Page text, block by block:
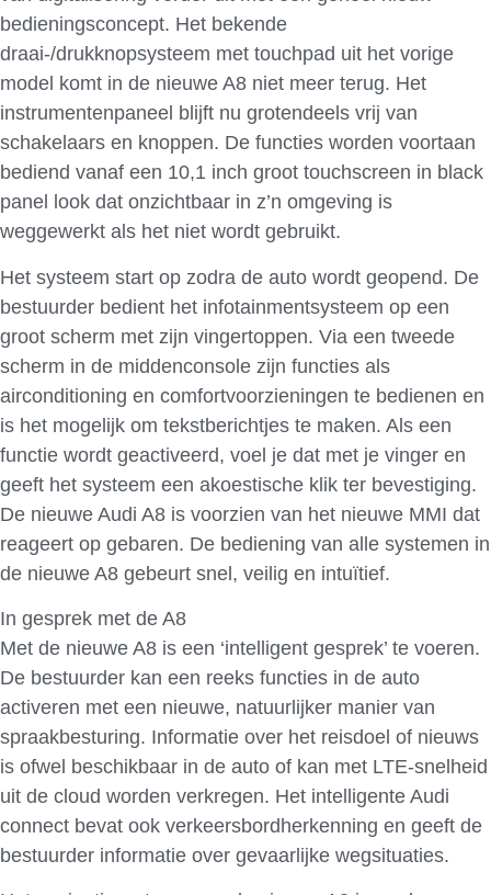
bedieningsconcept. Het bekende
draai-/drukknopsysteem met touchpad uit het vorige
model komt in de nieuwe A8 niet meer terug. Het
instrumentenpaneel blijft nu grotendeels vrij van
schakelaars en knoppen. De functies worden voortaan
bediend vanaf een 10,1 inch groot touchscreen in black
panel look dat onzichtbaar in z’n omgeving is
weggewerkt als het niet wordt gebruikt.
Het systeem start op zodra de auto wordt geopend. De
bestuurder bedient het infotainmentsysteem op een
groot scherm met zijn vingertoppen. Via een tweede
scherm in de middenconsole zijn functies als
airconditioning en comfortvoorzieningen te bedienen en
is het mogelijk om tekstberichtjes te maken. Als een
functie wordt geactiveerd, voel je dat met je vinger en
geeft het systeem een akoestische klik ter bevestiging.
De nieuwe Audi A8 is voorzien van het nieuwe MMI dat
reageert op gebaren. De bediening van alle systemen in
de nieuwe A8 gebeurt snel, veilig en intuïtief.
In gesprek met de A8
Met de nieuwe A8 is een ‘intelligent gesprek’ te voeren.
De bestuurder kan een reeks functies in de auto
activeren met een nieuwe, natuurlijker manier van
spraakbesturing. Informatie over het reisdoel of nieuws
is ofwel beschikbaar in de auto of kan met LTE-snelheid
uit de cloud worden verkregen. Het intelligente Audi
connect bevat ook verkeersbordherkenning en geeft de
bestuurder informatie over gevaarlijke wegsituaties.